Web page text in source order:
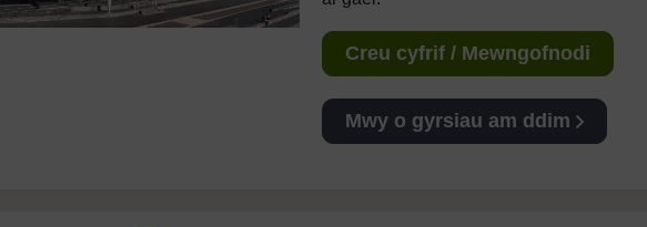
Creu cyfrif / Mewngofnodi
Mwy o gyrsiau am ddim